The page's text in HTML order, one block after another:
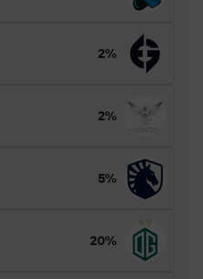
2%
2%
5%
20%